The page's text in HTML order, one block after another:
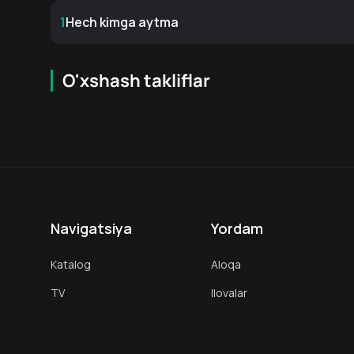
Bosh aktyor Bosh aktyor
1Hech kimga aytma
O'xshash takliflar
Navigatsiya
Katalog
TV
Yordam
Aloqa
Ilovalar